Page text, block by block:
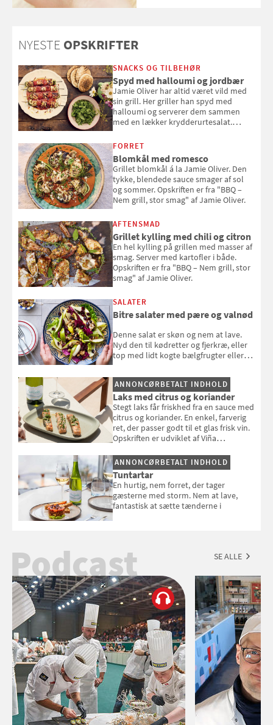
NYESTE OPSKRIFTER
SNACKS OG TILBEHØR
Spyd med halloumi og jordbær
Jamie Oliver har altid været vild med
sin grill. Her griller han spyd med
halloumi og serverer dem sammen
med en lækker krydderurtesalat.
smag" af Jamie Oliver.
FORRET
Blomkål med romesco
Grillet blomkål á la Jamie Oliver. Den
tykke, blendede sauce smager af sol
og sommer. Opskriften er fra "BBQ –
Nem grill, stor smag" af Jamie Oliver.
AFTENSMAD
Grillet kylling med chili og citron
En hel kylling på grillen med masser af
smag. Server med kartofler i både.
Opskriften er fra "BBQ – Nem grill, stor
smag" af Jamie Oliver.
SALATER
Bitre salater med pære og valnød
Denne salat er skøn og nem at lave.
Nyd den til kødretter og fjerkræ, eller
top med lidt kogte bælgfrugter eller
selvstændigt måltid. Opskriften er fra
Louisa Lorangs kogebog "Salat".
ANNONCØRBETALT INDHOLD
Laks med citrus og koriander
Stegt laks får friskhed fra en sauce med
citrus og koriander. En enkel, farverig
ret, der passer godt til et glas frisk vin.
Opskriften er udviklet af Viña
ANNONCØRBETALT INDHOLD
Tuntartar
En hurtig, nem forret, der tager
gæsterne med storm. Nem at lave,
fantastisk at sætte tænderne i
Podcast SE ALLE